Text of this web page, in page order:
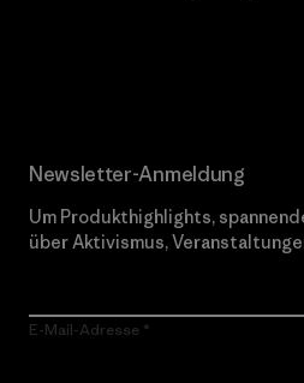
Newsletter-Anmeldung
Um Produkthighlights,
über Aktivismus,
E-Mail-Adresse